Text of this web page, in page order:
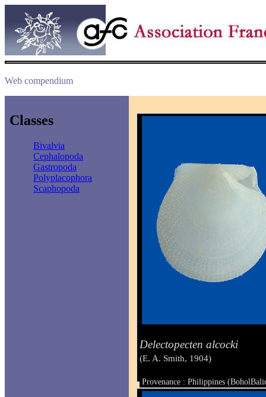
Web compendium
Classes
Bivalvia
Cephalopoda
Gastropoda
Polyplacophora
Scaphopoda
Delectopecten alcocki
(E. A. Smith, 1904)
Provenance : Philippines
Taille : 14.6 x 14.4 mm